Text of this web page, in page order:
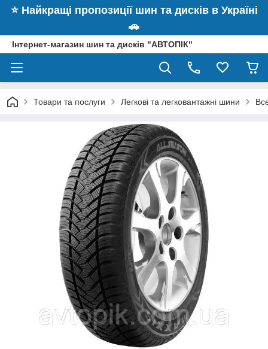
⭐️ Найкращі пропозиції шин та дисків в Україні
🚗
Інтернет-магазин шин та дисків "АВТОПІК"
Товари та послуги Легкові та легковантажні шини